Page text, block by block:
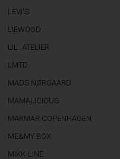
LEVI'S
LIEWOOD
LIL´ ATELIER
LMTD
MADS NØRGAARD
MAMALICIOUS
MARMAR COPENHAGEN
ME&MY BOX
MIKK-LINE